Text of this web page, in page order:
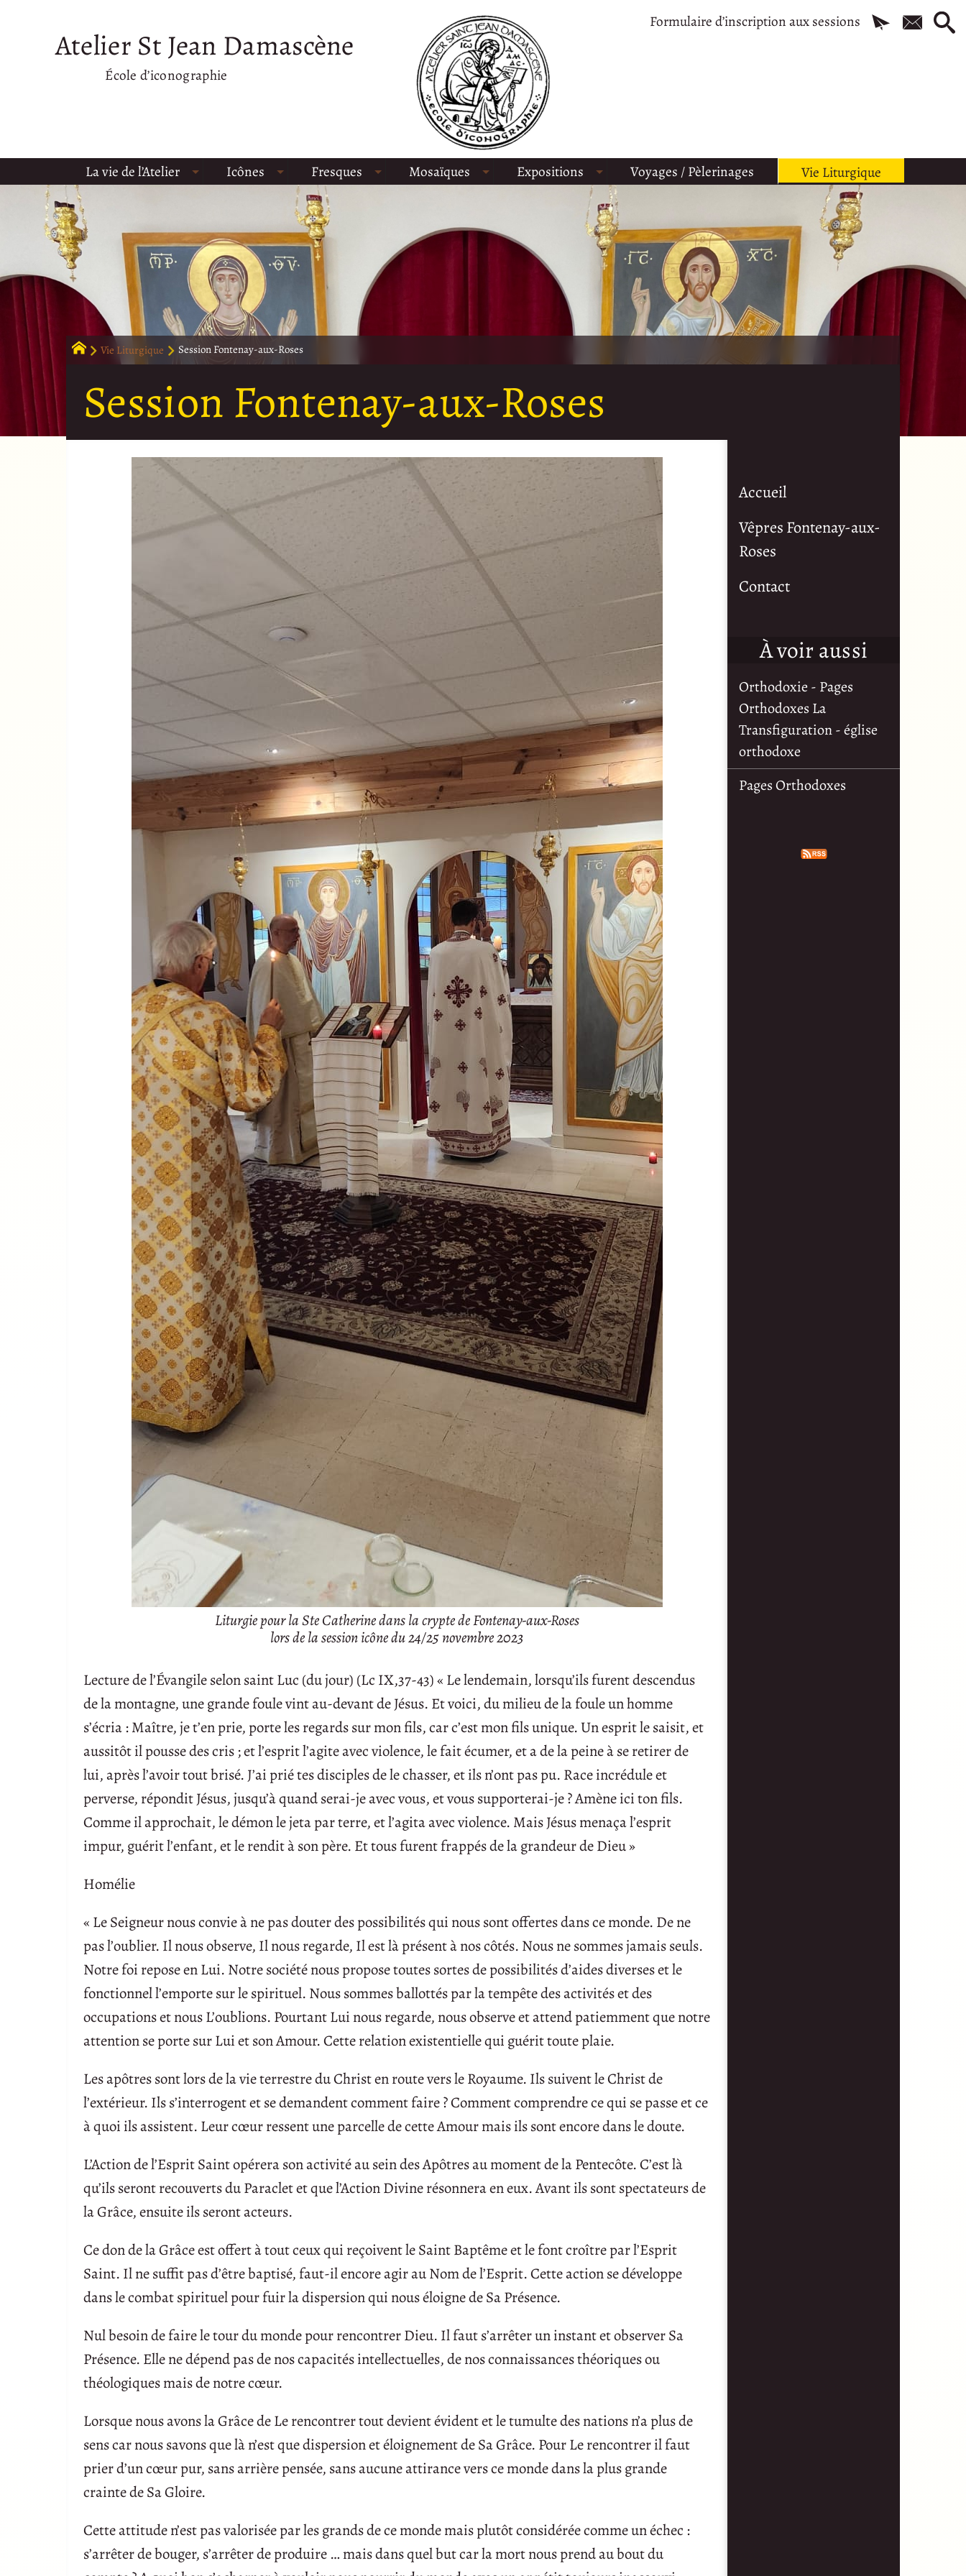
Formulaire d’inscription aux sessions
Atelier St Jean Damascène
École d’iconographie
La vie de l’Atelier Icônes Fresques Mosaïques Expositions Voyages / Pèlerinages Vie Liturgique
Vie Liturgique Session Fontenay-aux-Roses
Session Fontenay-aux-Roses
Liturgie pour la Ste Catherine dans la crypte de Fontenay-aux-Roses
lors de la session icône du 24/25 novembre 2023
Lecture de l’Évangile selon saint Luc (du jour) (Lc IX,37-43) « Le lendemain, lorsqu’ils furent descendus
de la montagne, une grande foule vint au-devant de Jésus. Et voici, du milieu de la foule un homme
s’écria : Maître, je t’en prie, porte les regards sur mon fils, car c’est mon fils unique. Un esprit le saisit, et
aussitôt il pousse des cris ; et l’esprit l’agite avec violence, le fait écumer, et a de la peine à se retirer de
lui, après l’avoir tout brisé. J’ai prié tes disciples de le chasser, et ils n’ont pas pu. Race incrédule et
perverse, répondit Jésus, jusqu’à quand serai-je avec vous, et vous supporterai-je ? Amène ici ton fils.
Comme il approchait, le démon le jeta par terre, et l’agita avec violence. Mais Jésus menaça l’esprit
impur, guérit l’enfant, et le rendit à son père. Et tous furent frappés de la grandeur de Dieu »
Homélie
« Le Seigneur nous convie à ne pas douter des possibilités qui nous sont offertes dans ce monde. De ne
pas l’oublier. Il nous observe, Il nous regarde, Il est là présent à nos côtés. Nous ne sommes jamais seuls.
Notre foi repose en Lui. Notre société nous propose toutes sortes de possibilités d’aides diverses et le
fonctionnel l’emporte sur le spirituel. Nous sommes ballottés par la tempête des activités et des
occupations et nous L’oublions. Pourtant Lui nous regarde, nous observe et attend patiemment que notre
attention se porte sur Lui et son Amour. Cette relation existentielle qui guérit toute plaie.
Les apôtres sont lors de la vie terrestre du Christ en route vers le Royaume. Ils suivent le Christ de
l’extérieur. Ils s’interrogent et se demandent comment faire ? Comment comprendre ce qui se passe et ce
à quoi ils assistent. Leur cœur ressent une parcelle de cette Amour mais ils sont encore dans le doute.
L’Action de l’Esprit Saint opérera son activité au sein des Apôtres au moment de la Pentecôte. C’est là
qu’ils seront recouverts du Paraclet et que l’Action Divine résonnera en eux. Avant ils sont spectateurs de
la Grâce, ensuite ils seront acteurs.
Ce don de la Grâce est offert à tout ceux qui reçoivent le Saint Baptême et le font croître par l’Esprit
Saint. Il ne suffit pas d’être baptisé, faut-il encore agir au Nom de l’Esprit. Cette action se développe
dans le combat spirituel pour fuir la dispersion qui nous éloigne de Sa Présence.
Nul besoin de faire le tour du monde pour rencontrer Dieu. Il faut s’arrêter un instant et observer Sa
Présence. Elle ne dépend pas de nos capacités intellectuelles, de nos connaissances théoriques ou
théologiques mais de notre cœur.
Lorsque nous avons la Grâce de Le rencontrer tout devient évident et le tumulte des nations n’a plus de
sens car nous savons que là n’est que dispersion et éloignement de Sa Grâce. Pour Le rencontrer il faut
prier d’un cœur pur, sans arrière pensée, sans aucune attirance vers ce monde dans la plus grande
crainte de Sa Gloire.
Cette attitude n’est pas valorisée par les grands de ce monde mais plutôt considérée comme un échec :
s’arrêter de bouger, s’arrêter de produire … mais dans quel but car la mort nous prend au bout du
Accueil
Vêpres Fontenay-aux-
Roses
Contact
À voir aussi
Orthodoxie - Pages
Orthodoxes La
Transfiguration - église
orthodoxe
Pages Orthodoxes